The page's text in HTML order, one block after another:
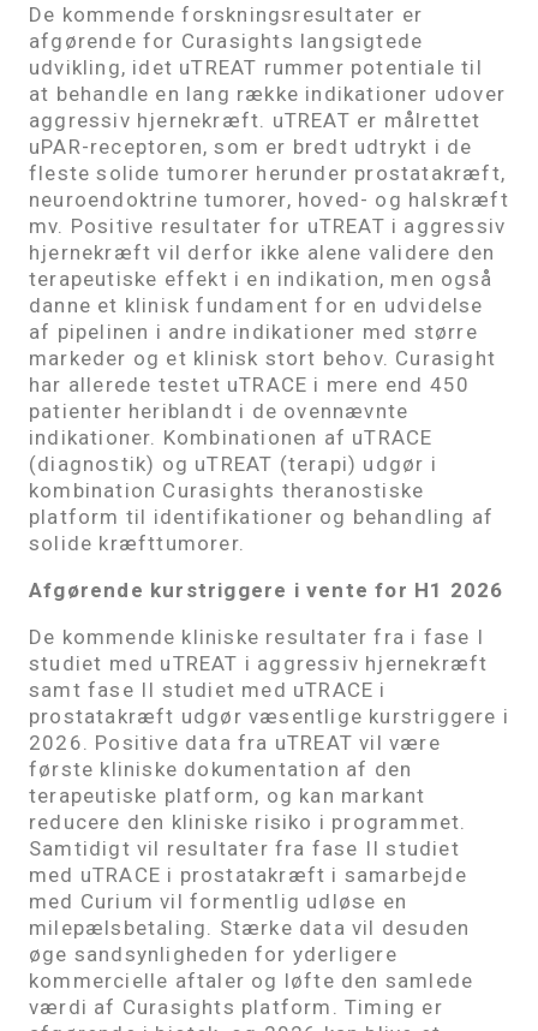
De kommende forskningsresultater er
afgørende for Curasights langsigtede
udvikling, idet uTREAT rummer potentiale til
at behandle en lang række indikationer udover
aggressiv hjernekræft. uTREAT er målrettet
uPAR-receptoren, som er bredt udtrykt i de
fleste solide tumorer herunder prostatakræft,
neuroendoktrine tumorer, hoved- og halskræft
mv. Positive resultater for uTREAT i aggressiv
hjernekræft vil derfor ikke alene validere den
terapeutiske effekt i en indikation, men også
danne et klinisk fundament for en udvidelse
af pipelinen i andre indikationer med større
markeder og et klinisk stort behov. Curasight
har allerede testet uTRACE i mere end 450
patienter heriblandt i de ovennævnte
indikationer. Kombinationen af uTRACE
(diagnostik) og uTREAT (terapi) udgør i
kombination Curasights theranostiske
platform til identifikationer og behandling af
solide kræfttumorer.
Afgørende kurstriggere i vente for H1 2026
De kommende kliniske resultater fra i fase I
studiet med uTREAT i aggressiv hjernekræft
samt fase II studiet med uTRACE i
prostatakræft udgør væsentlige kurstriggere i
2026. Positive data fra uTREAT vil være
første kliniske dokumentation af den
terapeutiske platform, og kan markant
reducere den kliniske risiko i programmet.
Samtidigt vil resultater fra fase II studiet
med uTRACE i prostatakræft i samarbejde
med Curium vil formentlig udløse en
milepælsbetaling. Stærke data vil desuden
øge sandsynligheden for yderligere
kommercielle aftaler og løfte den samlede
værdi af Curasights platform. Timing er